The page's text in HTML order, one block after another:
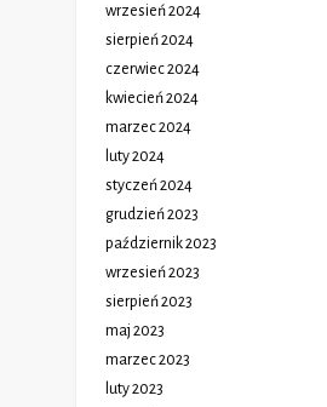
wrzesień 2024
sierpień 2024
czerwiec 2024
kwiecień 2024
marzec 2024
luty 2024
styczeń 2024
grudzień 2023
październik 2023
wrzesień 2023
sierpień 2023
maj 2023
marzec 2023
luty 2023